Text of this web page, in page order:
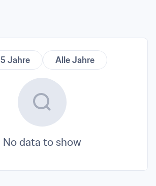
5 Jahre Alle Jahre
No data to show